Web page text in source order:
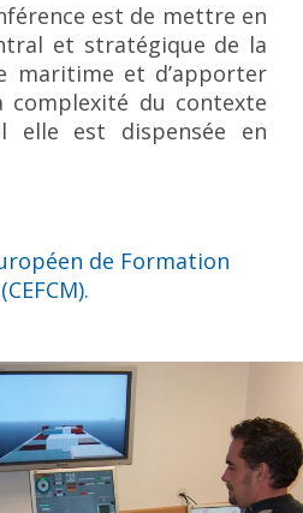
est de mettre en
et stratégique de la
maritime et d’apporter
complexité du contexte
elle est dispensée en
de Formation